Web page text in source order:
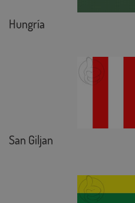
Hungría
San Giljan